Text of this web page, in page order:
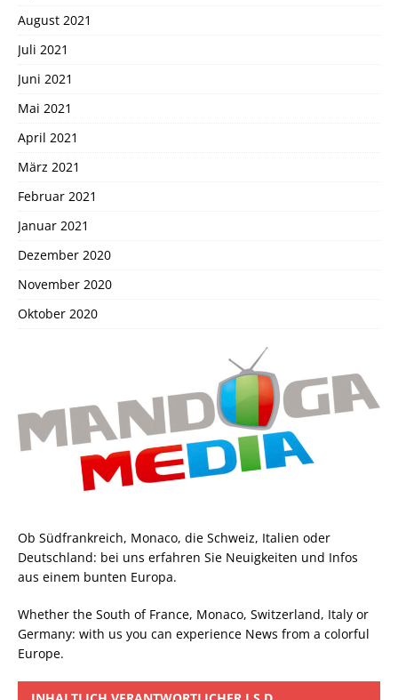
August 2021
Juli 2021
Juni 2021
Mai 2021
April 2021
März 2021
Februar 2021
Januar 2021
Dezember 2020
November 2020
Oktober 2020
Ob Südfrankreich, Monaco, die Schweiz, Italien oder
Deutschland: bei uns erfahren Sie Neuigkeiten und Infos
aus einem bunten Europa.
Whether the South of France, Monaco, Switzerland, Italy or
Germany: with us you can experience News from a colorful
Europe.